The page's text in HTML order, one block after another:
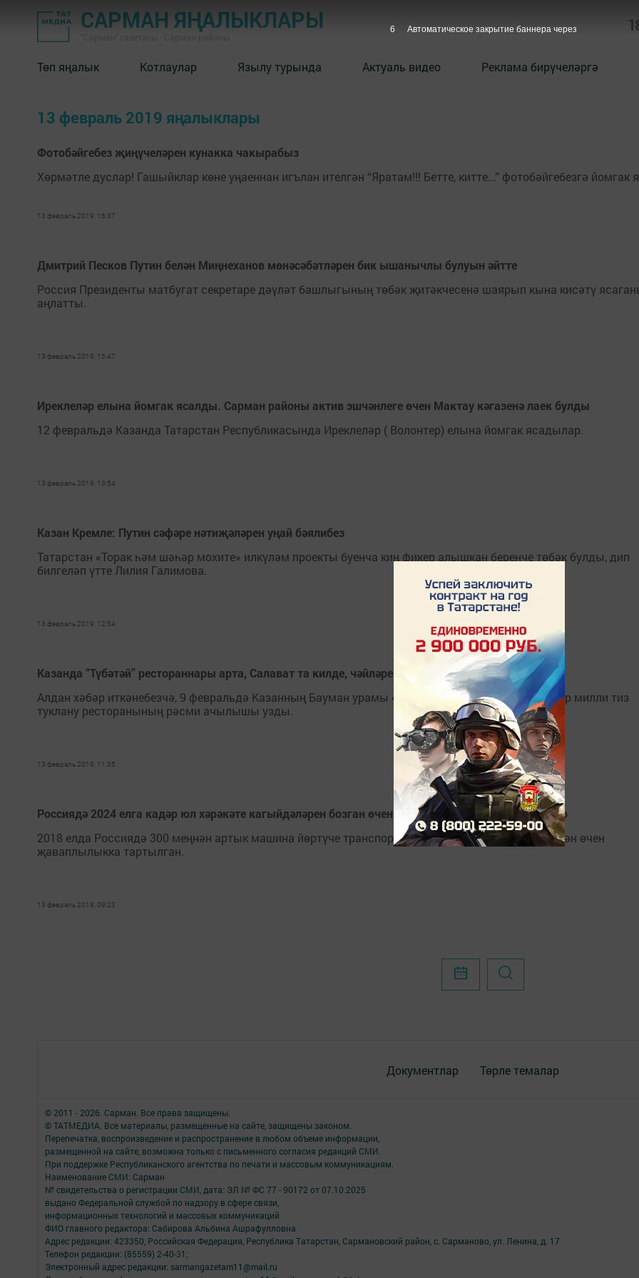
САРМАН ЯҢАЛЫКЛАРЫ
Төп яңалык Котлаулар Язылу турында Актуаль видео Реклама бирүчеләргә
13 февраль 2019 яңалыклары
Фотобәйгебез җиңүчеләрен кунакка чакырабыз
Хөрмәтле дуслар! Гашыйклар көне уңаеннан игълан ителгән “Яратам!!! Бетте, китте...” фотобәйгебезгә йомгак
13 февраль 2019, 16:37
Дмитрий Песков Путин белән Миңнеханов мөнәсәбәтләрен бик ышанычлы булуын әйтте
Россия Президенты матбугат секретаре дәүләт башлыгының төбәк җитәкчесенә шаярып кына кисәтү
аңлатты.
13 февраль 2019, 15:47
Иреклеләр елына йомгак ясалды. Сарман районы актив эшчәнлеге өчен Мактау кәгазенә лаек булды
12 февральдә Казанда Татарстан Республикасында Иреклеләр ( Волонтер) елына йомгак ясадылар.
13 февраль 2019, 13:54
Казан Кремле: Путин сәфәре нәтиҗәләрен уңай бәялибез
Татарстан «Торак һәм шәһәр мохите» илкүләм проекты буенча киң фикер алышкан беренче төбәк булды, дип
билгеләп үтте Лилия Галимова.
13 февраль 2019, 12:54
Казанда “Түбәтәй” рестораннары арта, Салават та килде, чәйләрен мактый [+ВИДЕО]
Алдан хәбәр иткәнебезчә, 9 февральдә Казанның Бауман урамы 47 йортта икенче “Түбәтәй” татар милли тиз
туклану ресторанының рәсми ачылышы узды.
13 февраль 2019, 11:35
Россиядә 2024 елга кадәр юл хәрәкәте кагыйдәләрен бозган өчен җаваплылыкны көчәйтәчәкләр
2018 елда Россиядә 300 меңнән артык машина йөртүче транспорт белән исерек хәлдә идарә иткән өчен
җаваплылыкка тартылган.
13 февраль 2019, 09:23
Документлар Төрле темалар
© 2011 - 2026. Сарман. Все права защищены.
© ТАТМЕДИА. Все материалы, размещенные на сайте, защищены законом.
Перепечатка, воспроизведение и распространение в любом объеме информации,
размещенной на сайте, возможна только с письменного согласия редакций СМИ.
При поддержке Республиканского агентства по печати и массовым коммуникациям.
Наименование СМИ: Сарман
№ свидетельства о регистрации СМИ, дата: ЭЛ № ФС 77 - 90172 от 07.10.2025
выдано Федеральной службой по надзору в сфере связи,
информационных технологий и массовых коммуникаций
ФИО главного редактора: Сабирова Альбина Ашрафулловна
Адрес редакции: 423350, Российская Федерация, Республика Татарстан, Сармановский район, с. Сарманово, ул. Ленина, д. 17
Телефон редакции: (85559) 2-40-31;
Электронный адрес редакции: sarmangazetam11@mail.ru
6 Автоматическое закрытие баннера через